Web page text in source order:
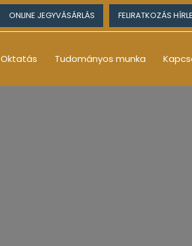
ONLINE JEGYVÁSÁRLÁS FELIRATKOZÁS
Oktatás Tudományos munka